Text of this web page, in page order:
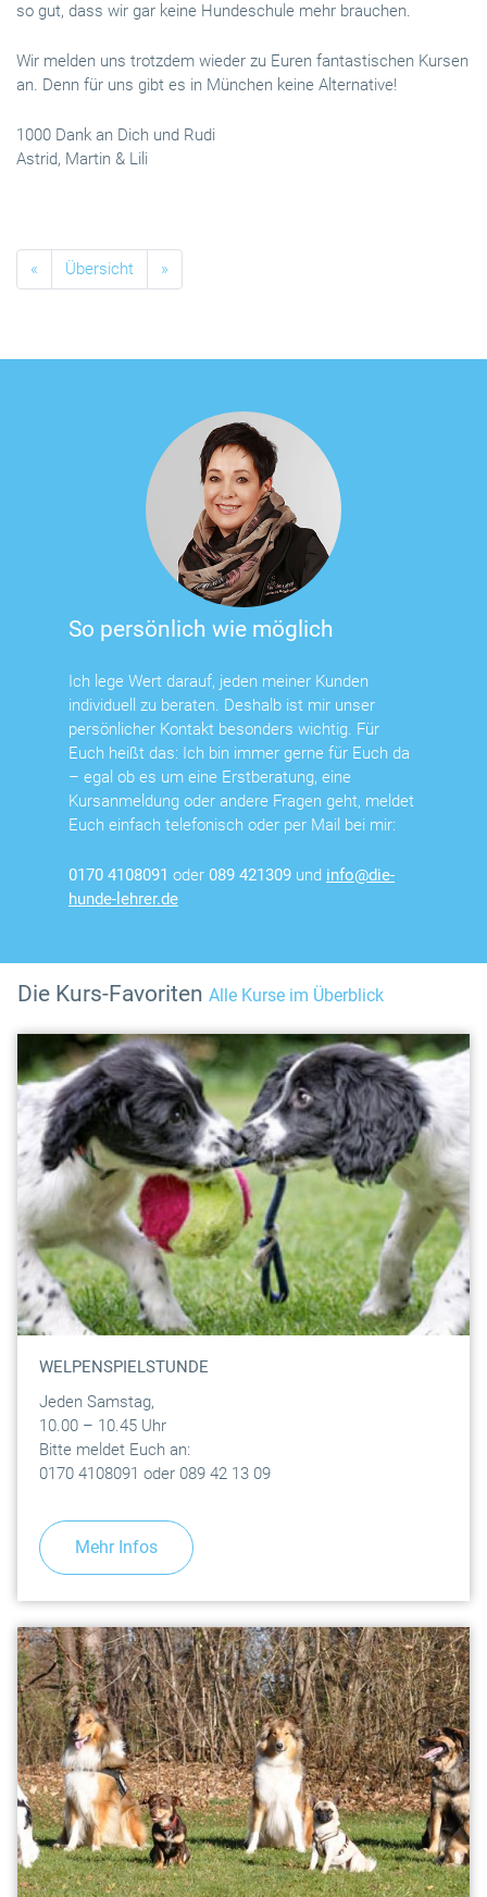
so gut, dass wir gar keine Hundeschule mehr brauchen.
Wir melden uns trotzdem wieder zu Euren fantastischen Kursen
an. Denn für uns gibt es in München keine Alternative!
1000 Dank an Dich und Rudi
Astrid, Martin & Lili
« Übersicht »
So persönlich wie möglich
Ich lege Wert darauf, jeden meiner Kunden
individuell zu beraten. Deshalb ist mir unser
persönlicher Kontakt besonders wichtig. Für
Euch heißt das: Ich bin immer gerne für Euch da
– egal ob es um eine Erstberatung, eine
Kursanmeldung oder andere Fragen geht, meldet
Euch einfach telefonisch oder per Mail bei mir:
0170 4108091 oder 089 421309 und info@die-
hunde-lehrer.de
Die Kurs-Favoriten Alle Kurse im Überblick
WELPENSPIELSTUNDE
Jeden Samstag,
10.00 – 10.45 Uhr
Bitte meldet Euch an:
0170 4108091 oder 089 42 13 09
Mehr Infos